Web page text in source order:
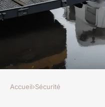
Accueil›Sécurité